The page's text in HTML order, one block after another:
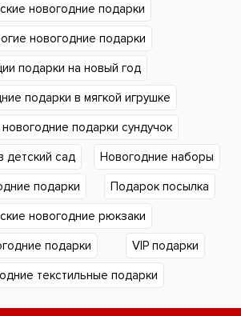
новогодние подарки
новогодние подарки
подарки на новый год
подарки в мягкой игрушке
подарки сундучок
детский сад Новогодние наборы
подарки Подарок посылка
новогодние рюкзаки
подарки VIP подарки
текстильные подарки